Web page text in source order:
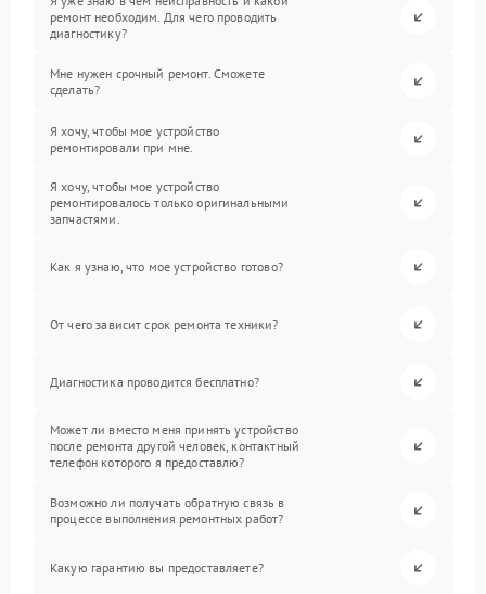
ремонт необходим. Для чего проводить
диагностику?
Мне нужен срочный ремонт. Сможете
сделать?
Я хочу, чтобы мое устройство
ремонтировали при мне.
Я хочу, чтобы мое устройство
ремонтировалось только оригинальными
запчастями.
Как я узнаю, что мое устройство готово?
От чего зависит срок ремонта техники?
Диагностика проводится бесплатно?
Может ли вместо меня принять устройство
после ремонта другой человек, контактный
телефон которого я предоставлю?
Возможно ли получать обратную связь в
процессе выполнения ремонтных работ?
Какую гарантию вы предоставляете?